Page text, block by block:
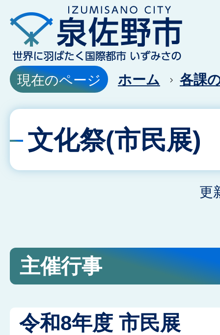
現在のページ ホーム 各課
文化祭(市民展)
更
主催行事
令和8年度 市民展